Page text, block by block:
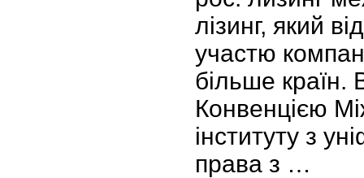
лізинг, який
участю
більше країн.
Конвенцією
інституту з
права з …